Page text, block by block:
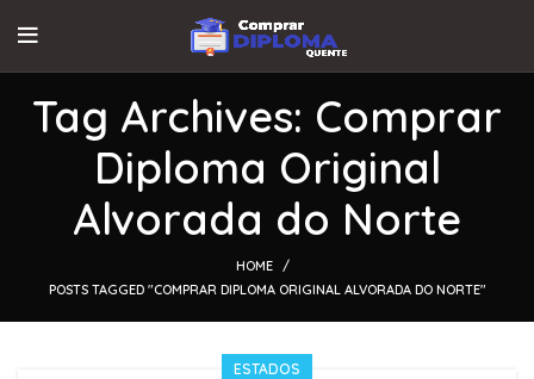
Tag Archives: Comprar
Diploma Original
Alvorada do Norte
HOME
POSTS TAGGED "COMPRAR DIPLOMA ORIGINAL ALVORADA DO NORTE"
ESTADOS